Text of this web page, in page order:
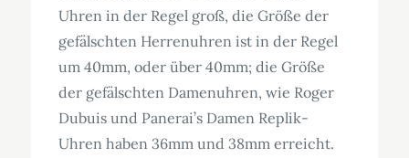
Uhren in der Regel groß, die Größe der
gefälschten Herrenuhren ist in der Regel
um 40mm, oder über 40mm; die Größe
der gefälschten Damenuhren, wie Roger
Dubuis und Panerai’s Damen Replik-
Uhren haben 36mm und 38mm erreicht.